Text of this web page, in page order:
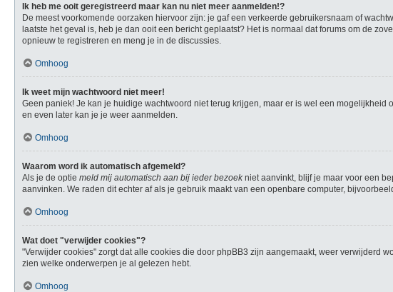
Ik heb me ooit geregistreerd maar kan nu niet meer aanmelden!?
De meest voorkomende oorzaken hiervoor zijn: je gaf een verkeerde gebruikersnaam of
laatste het geval is, heb je dan ooit een bericht geplaatst? Het is normaal dat forums om de
opnieuw te registreren en meng je in de discussies.
Omhoog
Ik weet mijn wachtwoord niet meer!
Geen paniek! Je kan je huidige wachtwoord niet terug krijgen, maar er is wel een
en even later kan je je weer aanmelden.
Omhoog
Waarom word ik automatisch afgemeld?
Als je de optie meld mij automatisch aan bij ieder bezoek niet aanvinkt, blijf je maar voor een
aanvinken. We raden dit echter af als je gebruik maakt van een openbare computer,
Omhoog
Wat doet "verwijder cookies"?
"Verwijder cookies" zorgt dat alle cookies die door phpBB3 zijn aangemaakt, weer verwijderd
zien welke onderwerpen je al gelezen hebt.
Omhoog